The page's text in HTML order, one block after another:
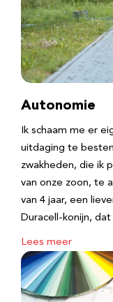
Autonomie
Ik schaam me er
uitdaging te
zwakheden, die ik
van onze zoon, te
van 4 jaar, een
Duracell-konijn,
Lees meer